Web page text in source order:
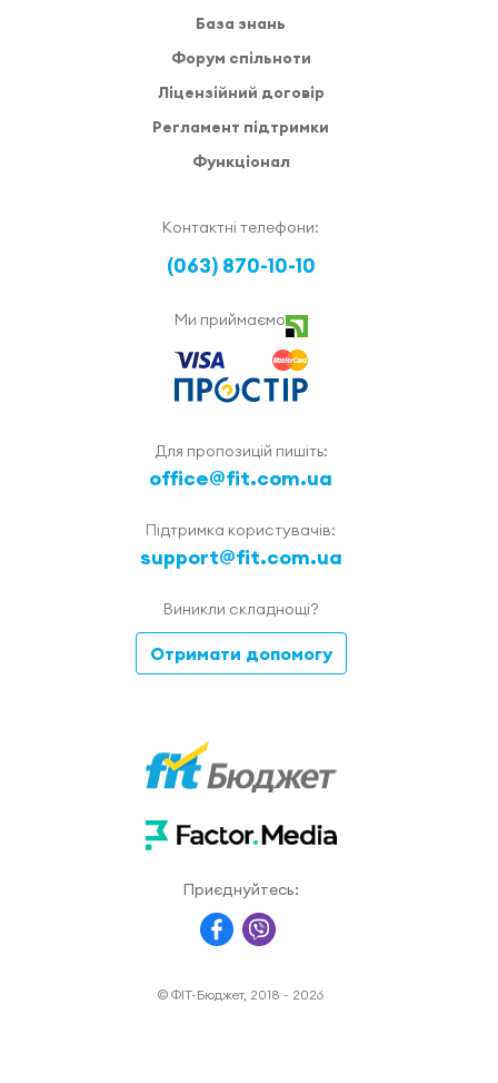
Приєднуйтесь:
© ФІТ-Бюджет, 2018 - 2026
База знань
Форум спільноти
Ліцензійний договір
Регламент підтримки
Функціонал
Контактні телефони:
(063) 870-10-10
Ми приймаємо
Для пропозицій пишіть:
office@fit.com.ua
Підтримка користувачів:
support@fit.com.ua
Виникли складнощі?
Отримати допомогу